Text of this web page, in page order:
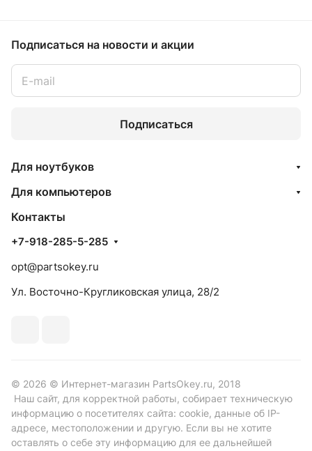
Подписаться на новости и акции
Подписаться
Для ноутбуков
Для компьютеров
Контакты
+7-918-285-5-285
opt@partsokey.ru
Ул. Восточно-Кругликовская улица, 28/2
© 2026 © Интернет-магазин PartsOkey.ru, 2018
Наш сайт, для корректной работы, собирает техническую
информацию о посетителях сайта: cookie, данные об IP-
адресе, местоположении и другую. Если вы не хотите
оставлять о себе эту информацию для ее дальнейшей